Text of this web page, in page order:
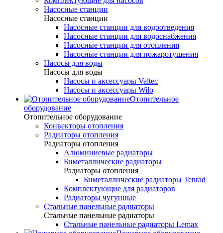
Насосные станции
Насосные станции
Насосные станции для водоотведения
Насосные станции для водоснабжения
Насосные станции для отопления
Насосные станции для пожаротушения
Насосы для воды
Насосы для воды
Насосы и аксессуары Valtec
Насосы и аксессуары Wilo
Отопительное
оборудование
Отопительное оборудование
Конвекторы отопления
Радиаторы отопления
Радиаторы отопления
Алюминиевые радиаторы
Биметаллические радиаторы
Радиаторы отопления
Биметаллические радиаторы Tenrad
Комплектующие для радиаторов
Радиаторы чугунные
Стальные панельные радиаторы
Стальные панельные радиаторы
Стальные панельные радиаторы Lemax